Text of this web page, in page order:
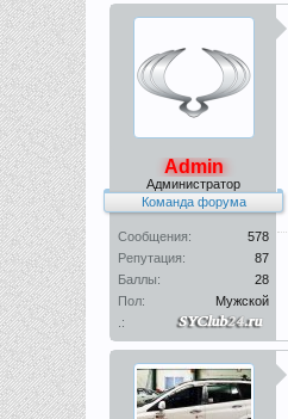
Admin
Администратор
Команда форума
Сообщения:
578
Репутация:
87
Баллы:
28
Пол:
Мужской
.: